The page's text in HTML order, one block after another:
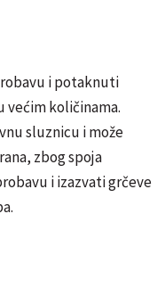
i potaknuti
većim količinama.
sluznicu i može
zbog spoja
i izazvati grčeve